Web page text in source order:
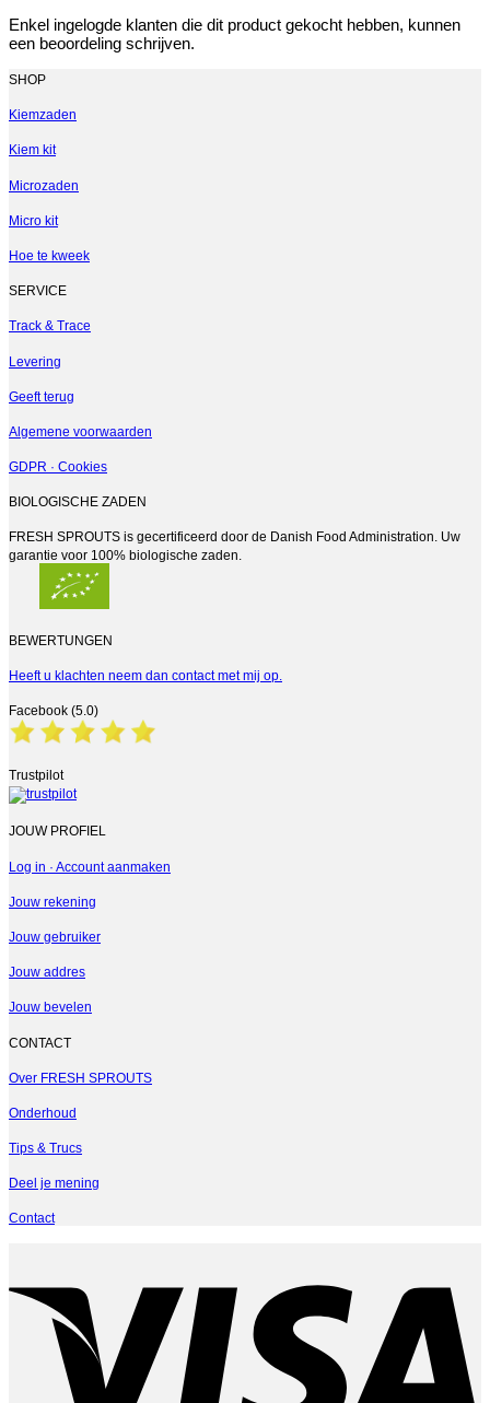
Enkel ingelogde klanten die dit product gekocht hebben, kunnen
een beoordeling schrijven.
SHOP
Kiemzaden
Kiem kit
Microzaden
Micro kit
Hoe te kweek
SERVICE
Track & Trace
Levering
Geeft terug
Algemene voorwaarden
GDPR · Cookies
BIOLOGISCHE ZADEN
FRESH SPROUTS is gecertificeerd door de Danish Food Administration. Uw
garantie voor 100% biologische zaden.
BEWERTUNGEN
Heeft u klachten neem dan contact met mij op.
Facebook (5.0)
Trustpilot
JOUW PROFIEL
Log in · Account aanmaken
Jouw rekening
Jouw gebruiker
Jouw addres
Jouw bevelen
CONTACT
Over FRESH SPROUTS
Onderhoud
Tips & Trucs
Deel je mening
Contact